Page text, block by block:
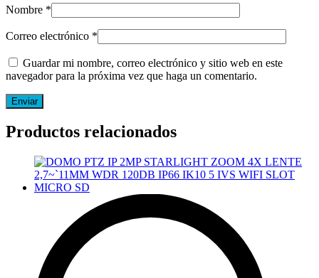
Nombre *
Correo electrónico *
Guardar mi nombre, correo electrónico y sitio web en este
navegador para la próxima vez que haga un comentario.
Productos relacionados